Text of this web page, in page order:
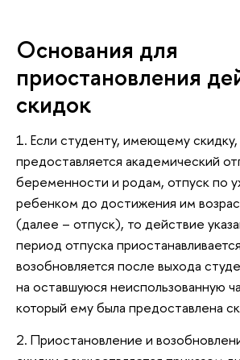
Основания для
приостановления
скидок
1. Если студенту, имеющему скидку,
предоставляется академический
беременности и родам, отпуск по
ребенком до достижения им
(далее – отпуск), то действие
период отпуска
возобновляется после выхода
на оставшуюся неиспользованную
который ему была предоставлена
2. Приостановление и